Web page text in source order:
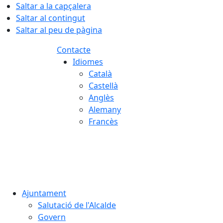
Saltar a la capçalera
Saltar al contingut
Saltar al peu de pàgina
Contacte
Idiomes
Català
Castellà
Anglès
Alemany
Francès
Ajuntament
Salutació de l'Alcalde
Govern